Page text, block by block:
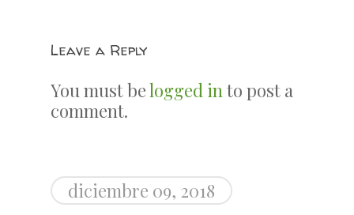
Leave a Reply
You must belogged in to post a
comment.
diciembre 09, 2018